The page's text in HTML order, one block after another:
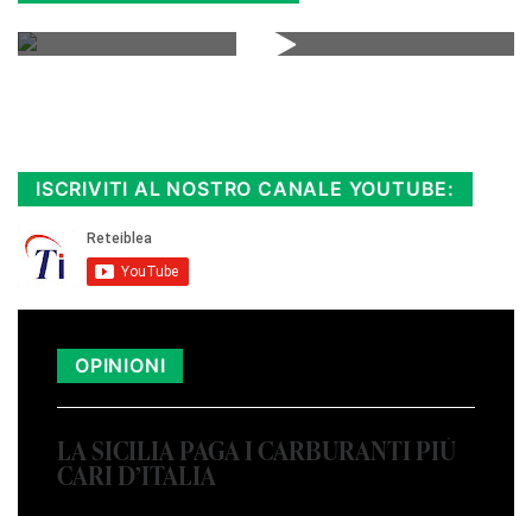
ISCRIVITI AL NOSTRO CANALE YOUTUBE:
OPINIONI
LA SICILIA PAGA I CARBURANTI PIÙ
CARI D’ITALIA